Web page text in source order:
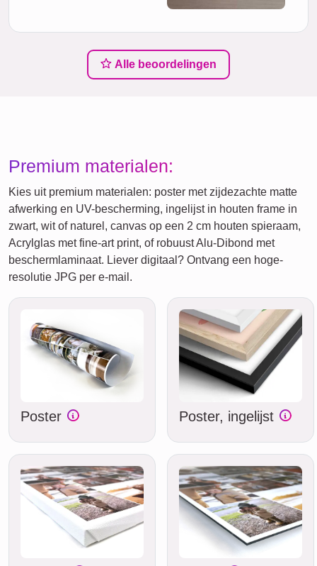
Alle beoordelingen
Premium materialen:
Kies uit premium materialen: poster met zijdezachte matte
afwerking en UV-bescherming, ingelijst in houten frame in
zwart, wit of naturel, canvas op een 2 cm houten spieraam,
Acrylglas met fine-art print, of robuust Alu-Dibond met
beschermlaminaat. Liever digitaal? Ontvang een hoge-
resolutie JPG per e‑mail.
Poster Poster, ingelijst